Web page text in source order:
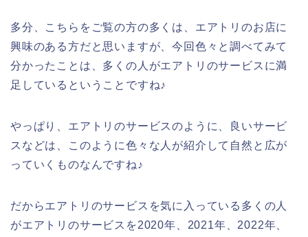
多分、こちらをご覧の方の多くは、エアトリのお店に
興味のある方だと思いますが、今回色々と調べてみて
分かったことは、多くの人がエアトリのサービスに満
足しているということですね♪
やっぱり、エアトリのサービスのように、良いサービ
スなどは、このように色々な人が紹介して自然と広が
っていくものなんですね♪
だからエアトリのサービスを気に入っている多くの人
がエアトリのサービスを2020年、2021年、2022年、